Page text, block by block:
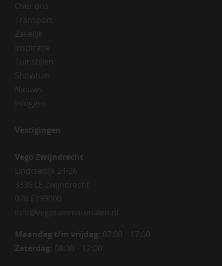
Over ons
Transport
Zakelijk
Inspiratie
Tuinstijlen
Showtuin
Nieuws
Inloggen
Vestigingen
Vego Zwijndrecht
Lindtsedijk 24-26
3336 LE Zwijndrecht
078 6199000
info@vegotuinmaterialen.nl
Maandag t/m vrijdag: 07:00 – 17:00
Zaterdag: 08:30 – 12:00